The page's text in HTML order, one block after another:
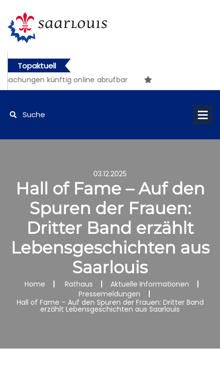
Topaktuell
künftig online abrufbar
03.12.2025
Hall of Fame – Auf den
Spuren der Frauen:
Dritter Band erzählt
Lebensgeschichten aus
Saarlouis
Home Rathaus
Aktuelle Informationen
Pressemeldungen
Hall of Fame – Auf den Spuren der Frauen: Dritter Band
erzählt Lebensgeschichten aus Saarlouis